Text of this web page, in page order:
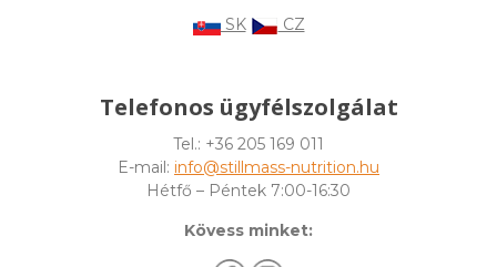
SK CZ
Telefonos ügyfélszolgálat
Tel.: +36 205 169 011
E-mail: info@stillmass-nutrition.hu
Hétfő – Péntek 7:00-16:30
Kövess minket: